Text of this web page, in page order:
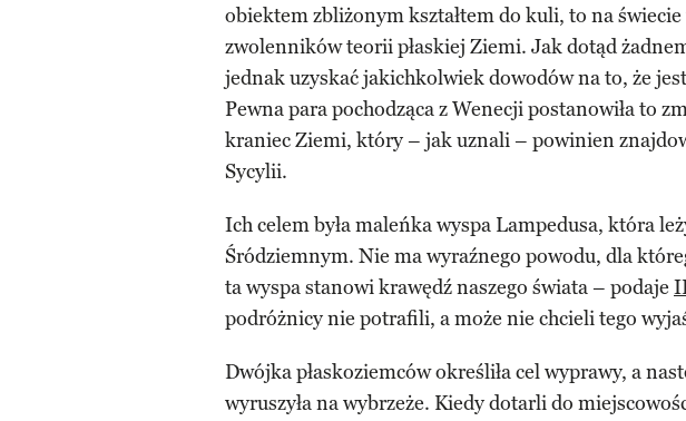
obiektem zbliżonym kształtem do kuli, to na
zwolenników teorii płaskiej Ziemi. Jak dotąd
jednak uzyskać jakichkolwiek dowodów na to, że
Pewna para pochodząca z Wenecji postanowiła to
kraniec Ziemi, który – jak uznali – powinien
Sycylii.
Ich celem była maleńka wyspa Lampedusa, która
Śródziemnym. Nie ma wyraźnego powodu, dla
ta wyspa stanowi krawędź naszego świata – podaje
podróżnicy nie potrafili, a może nie chcieli tego
Dwójka płaskoziemców określiła cel wyprawy, a
wyruszyła na wybrzeże. Kiedy dotarli do